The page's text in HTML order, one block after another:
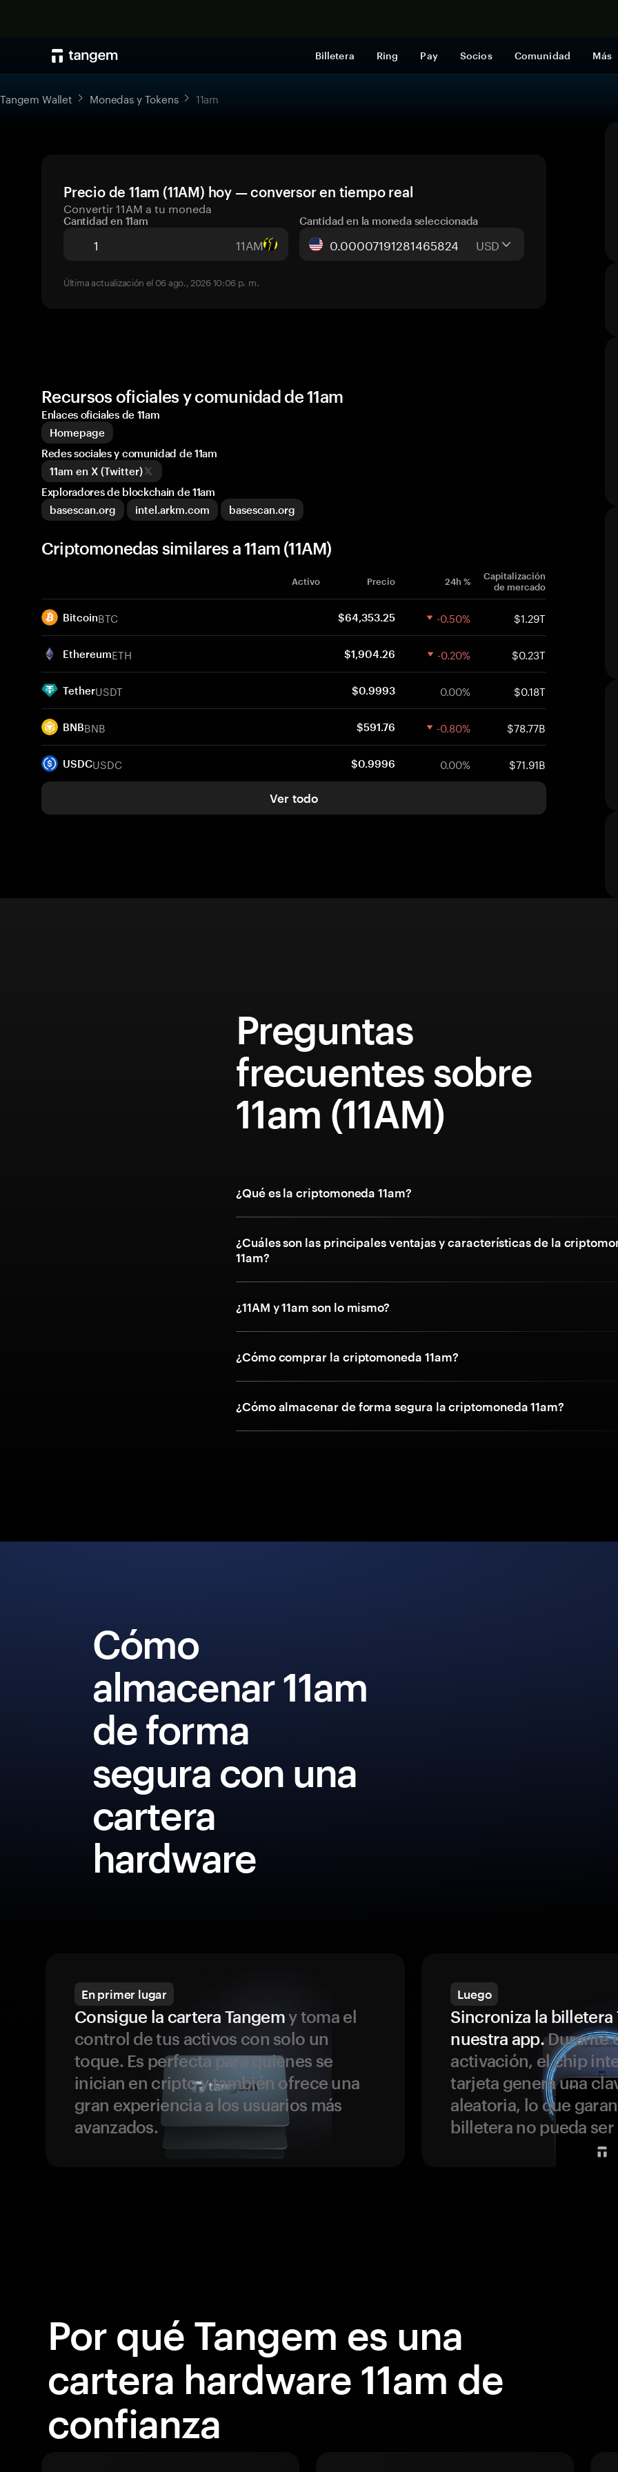
Billetera Ring Pay Socios Comunidad Más
Tangem Wallet Monedas y Tokens 11am
Precio de 11am (11AM) hoy — conversor en tiempo real
Convertir 11AM a tu moneda
Cantidad en 11am
11AM
Cantidad en la moneda seleccionada
USD
Última actualización el 06 ago., 2026 10:06 p. m.
Recursos oficiales y comunidad de 11am
Enlaces oficiales de 11am
Homepage
Redes sociales y comunidad de 11am
11am en X (Twitter)
Exploradores de blockchain de 11am
basescan.org
intel.arkm.com basescan.org
Criptomonedas similares a 11am (11AM)
Activo Precio 24h %
Capitalización
de mercado
BitcoinBTC $64,353.25 -0.50% $1.29T
EthereumETH $1,904.26 -0.20% $0.23T
TetherUSDT $0.9993 0.00% $0.18T
BNBBNB $591.76 -0.80% $78.77B
USDCUSDC $0.9996 0.00% $71.91B
Ver todo
Preguntas
frecuentes sobre
11am (11AM)
¿Qué es la criptomoneda 11am?
¿Cuáles son las principales ventajas y características de la
11am?
¿11AM y 11am son lo mismo?
¿Cómo comprar la criptomoneda 11am?
¿Cómo almacenar de forma segura la criptomoneda 11am?
Cómo
almacenar 11am
de forma
segura con una
cartera
hardware
En primer lugar
Consigue la cartera Tangemy toma el
control de tus activos con solo un
toque. Es perfecta para quienes se
inician en cripto y también ofrece una
gran experiencia a los usuarios más
avanzados.
Luego
Sincroniza la billetera
nuestra app.Durante
activación, el chip
tarjeta genera una
aleatoria, lo que
billetera no pueda
Por qué Tangem es una
cartera hardware 11am de
confianza